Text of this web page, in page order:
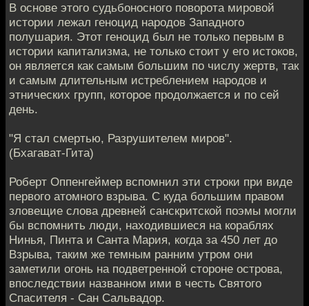
В основе этого судьбоносного поворота мировой
истории лежал геноцид народов Западного
полушария. Этот геноцид был не только первым в
истории капитализма, не только стоит у его истоков,
он является как самым большим по числу жертв, так
и самым длительным истреблением народов и
этнических групп, которое продолжается и по сей
день.
"Я стал смертью, Разрушителем миров".
(Бхагават-Гита)
Роберт Оппенгеймер вспомнил эти строки при виде
первого атомного взрыва. С куда большим правом
зловещие слова древней санскритской поэмы могли
бы вспомнить люди, находившиеся на кораблях
Нинья, Пинта и Санта Мария, когда за 450 лет до
Взрыва, таким же темным ранним утром они
заметили огонь на подветренной стороне острова,
впоследствии названном ими в честь Святого
Спасителя - Сан Сальвадор.